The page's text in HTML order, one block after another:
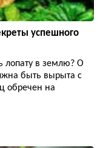
успешного
лопату в землю? О
быть вырыта с
обречен на